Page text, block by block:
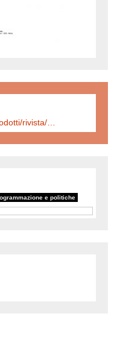
https://www.inuedizioni.com/it/prodotti/rivista/n-318-urbanistica-informazioni-novembre-dicembre-2024
e politiche